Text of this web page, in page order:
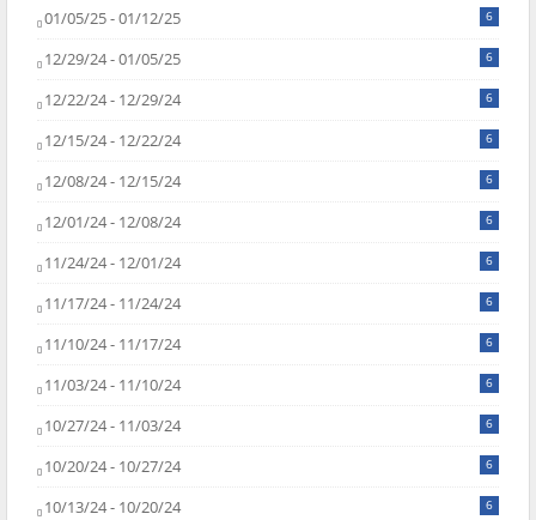
01/05/25 - 01/12/25 6
12/29/24 - 01/05/25 6
12/22/24 - 12/29/24 6
12/15/24 - 12/22/24 6
12/08/24 - 12/15/24 6
12/01/24 - 12/08/24 6
11/24/24 - 12/01/24 6
11/17/24 - 11/24/24 6
11/10/24 - 11/17/24 6
11/03/24 - 11/10/24 6
10/27/24 - 11/03/24 6
10/20/24 - 10/27/24 6
10/13/24 - 10/20/24 6